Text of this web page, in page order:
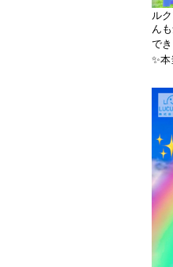
ル
ん
で
✨